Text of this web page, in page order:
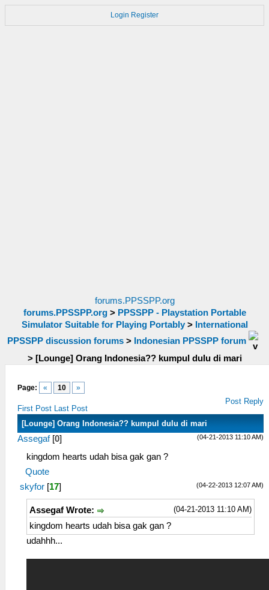
Login Register
forums.PPSSPP.org
forums.PPSSPP.org> PPSSPP - Playstation Portable
Simulator Suitable for Playing Portably> International
PPSSPP discussion forums> Indonesian PPSSPP forum
> [Lounge] Orang Indonesia?? kumpul dulu di mari
Page: « 10 »
First Post Last Post
Post Reply
[Lounge] Orang Indonesia?? kumpul dulu di mari
(04-21-2013 11:10 AM)
Assegaf [0]
kingdom hearts udah bisa gak gan ?
Quote
(04-22-2013 12:07 AM)
skyfor [17]
(04-21-2013 11:10 AM)
Assegaf Wrote:
kingdom hearts udah bisa gak gan ?
udahhh...